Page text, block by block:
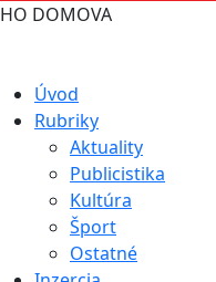
DOMOVA
Úvod
Rubriky
Aktuality
Publicistika
Kultúra
Šport
Ostatné